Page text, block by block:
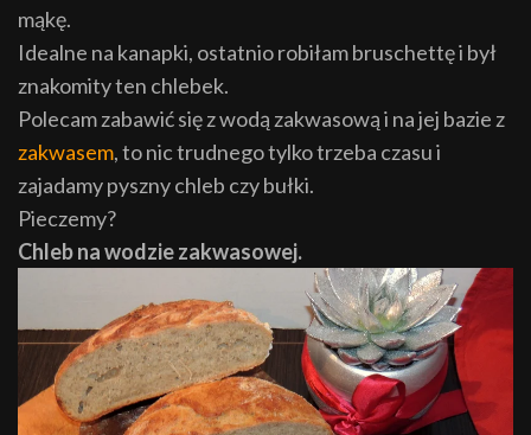
mąkę.
Idealne na kanapki, ostatnio robiłam bruschettę i był
znakomity ten chlebek.
Polecam zabawić się z wodą zakwasową i na jej bazie z
zakwasem, to nic trudnego tylko trzeba czasu i
zajadamy pyszny chleb czy bułki.
Pieczemy?
Chleb na wodzie zakwasowej.